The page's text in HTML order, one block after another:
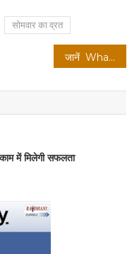
सोमवार का व्रत
जानें What is Backlinks in SEO in hindi और ये SEO में कैसे मददगार होते हैं ?
में मिलेगी सफलता